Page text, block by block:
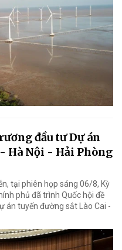
đầu tư Dự án
Hà Nội - Hải Phòng
tại phiên họp sáng 06/8, Kỳ
phủ đã trình Quốc hội đề
án tuyến đường sắt Lào Cai -